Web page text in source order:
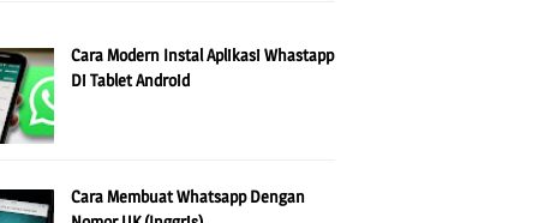
Cara Modern Instal Aplikasi Whastapp
Di Tablet Android
Cara Membuat Whatsapp Dengan